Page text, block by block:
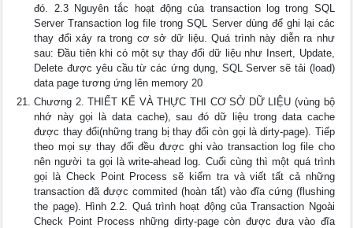
đó. 2.3 Nguyên tắc hoạt động của transaction log trong SQL
Server Transaction log file trong SQL Server dùng để ghi lại các
thay đổi xảy ra trong cơ sở dữ liệu. Quá trình này diễn ra như
sau: Đầu tiên khi có một sự thay đổi dữ liệu như Insert, Update,
Delete được yêu cầu từ các ứng dụng, SQL Server sẽ tải (load)
data page tương ứng lên memory 20
Chương 2. THIẾT KẾ VÀ THỰC THI CƠ SỞ DỮ LIỆU (vùng bộ
nhớ này gọi là data cache), sau đó dữ liệu trong data cache
được thay đổi(những trang bị thay đổi còn gọi là dirty-page). Tiếp
theo mọi sự thay đổi đều được ghi vào transaction log file cho
nên người ta gọi là write-ahead log. Cuối cùng thì một quá trình
gọi là Check Point Process sẽ kiểm tra và viết tất cả những
transaction đã được commited (hoàn tất) vào đĩa cứng (flushing
the page). Hình 2.2. Quá trình hoạt động của Transaction Ngoài
Check Point Process những dirty-page còn được đưa vào đĩa